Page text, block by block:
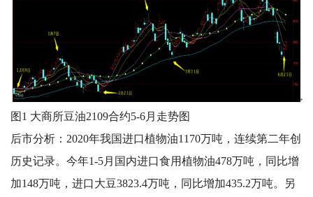
图1 大商所豆油2109合约5-6月走势图
后市分析：2020年我国进口植物油1170万吨，连续第二年创
历史记录。今年1-5月国内进口食用植物油478万吨，同比增
加148万吨，进口大豆3823.4万吨，同比增加435.2万吨。另